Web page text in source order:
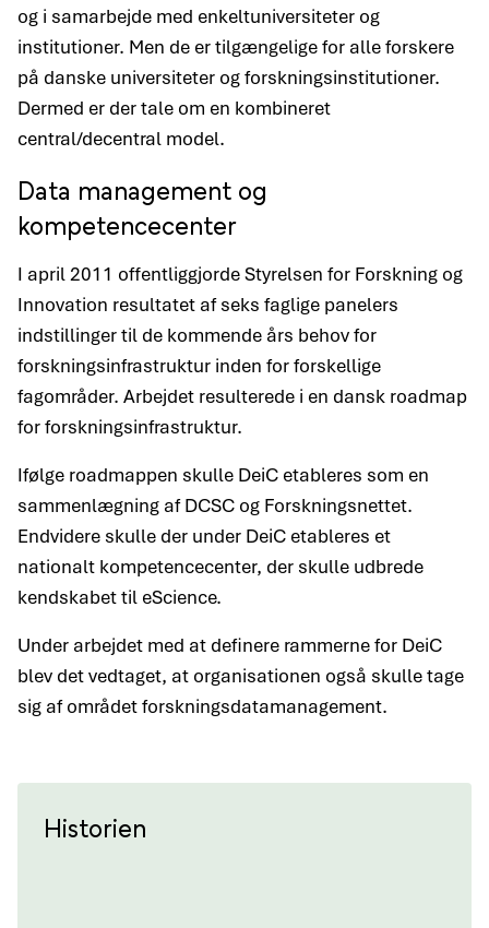
og i samarbejde med enkeltuniversiteter og
institutioner. Men de er tilgængelige for alle forskere
på danske universiteter og forskningsinstitutioner.
Dermed er der tale om en kombineret
central/decentral model.
Data management og
kompetencecenter
I april 2011 offentliggjorde Styrelsen for Forskning og
Innovation resultatet af seks faglige panelers
indstillinger til de kommende års behov for
forskningsinfrastruktur inden for forskellige
fagområder. Arbejdet resulterede i en dansk roadmap
for forskningsinfrastruktur.
Ifølge roadmappen skulle DeiC etableres som en
sammenlægning af DCSC og Forskningsnettet.
Endvidere skulle der under DeiC etableres et
nationalt kompetencecenter, der skulle udbrede
kendskabet til eScience.
Under arbejdet med at definere rammerne for DeiC
blev det vedtaget, at organisationen også skulle tage
sig af området forskningsdatamanagement.
Historien